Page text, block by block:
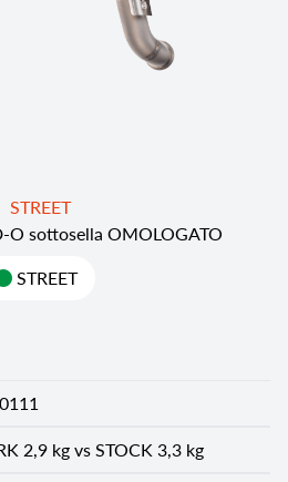
STREET
O sottosella OMOLOGATO
STREET
2,9 kg vs STOCK 3,3 kg